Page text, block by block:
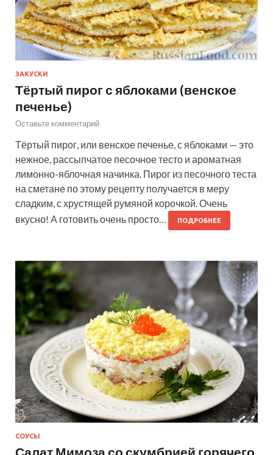
ЗАКУСКИ
Тёртый пирог с яблоками (венское
печенье)
Оставьте комментарий
Тёртый пирог, или венское печенье, с яблоками — это
нежное, рассыпчатое песочное тесто и ароматная
лимонно-яблочная начинка. Пирог из песочного теста
на сметане по этому рецепту получается в меру
сладким, с хрустящей румяной корочкой. Очень
вкусно! А готовить очень просто…
ПОДРОБНЕЕ
СОУСЫ
Салат Мимоза со скумбрией горячего